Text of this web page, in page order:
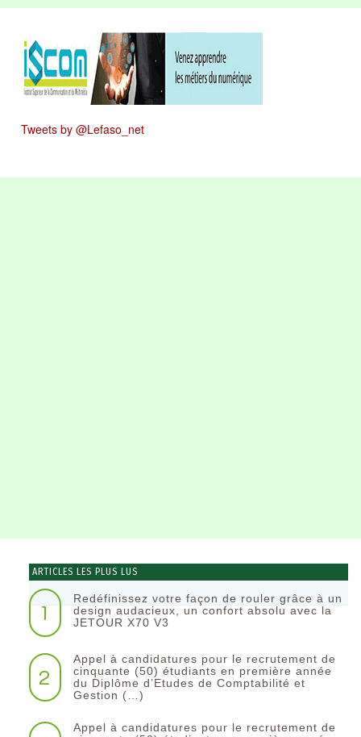
Tweets by @Lefaso_net
ARTICLES LES PLUS LUS
1
Redéfinissez votre façon de rouler grâce à un
design audacieux, un confort absolu avec la
JETOUR X70 V3
2
Appel à candidatures pour le recrutement de
cinquante (50) étudiants en première année
du Diplôme d’Etudes de Comptabilité et
Gestion (…)
Appel à candidatures pour le recrutement de